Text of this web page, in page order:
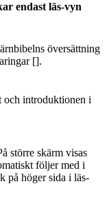
endast läs-vyn
översättning
[].
och introduktionen i
större skärm visas
följer med i
på höger sida i läs-